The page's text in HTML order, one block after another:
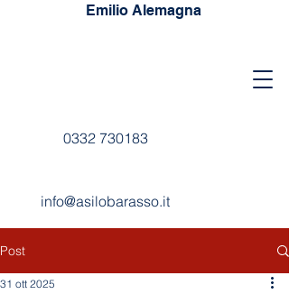
Emilio Alemagna
0332 730183
info@asilobarasso.it
Post
31 ott 2025